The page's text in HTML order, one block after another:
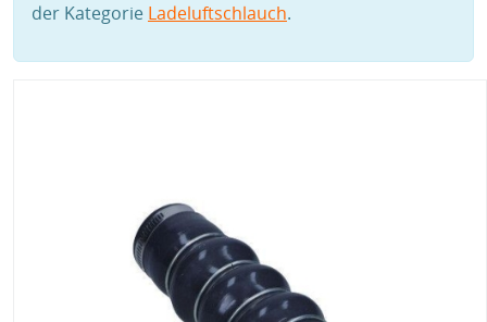
der Kategorie Ladeluftschlauch.